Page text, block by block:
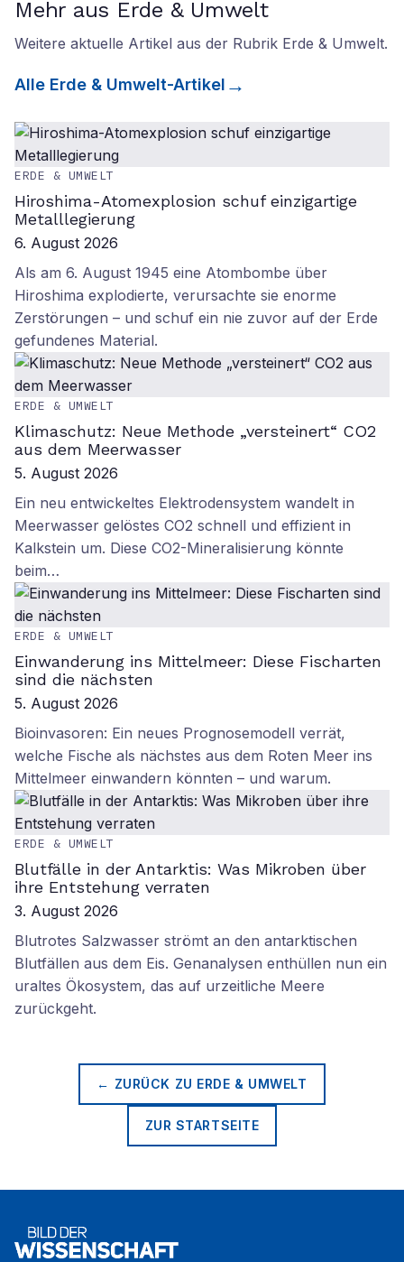
Mehr aus Erde & Umwelt
Weitere aktuelle Artikel aus der Rubrik Erde & Umwelt.
Alle Erde & Umwelt-Artikel
ERDE & UMWELT
Hiroshima-Atomexplosion schuf einzigartige
Metalllegierung
6. August 2026
Als am 6. August 1945 eine Atombombe über
Hiroshima explodierte, verursachte sie enorme
Zerstörungen – und schuf ein nie zuvor auf der Erde
gefundenes Material.
ERDE & UMWELT
Klimaschutz: Neue Methode „versteinert“ CO2
aus dem Meerwasser
5. August 2026
Ein neu entwickeltes Elektrodensystem wandelt in
Meerwasser gelöstes CO2 schnell und effizient in
Kalkstein um. Diese CO2-Mineralisierung könnte
beim…
ERDE & UMWELT
Einwanderung ins Mittelmeer: Diese Fischarten
sind die nächsten
5. August 2026
Bioinvasoren: Ein neues Prognosemodell verrät,
welche Fische als nächstes aus dem Roten Meer ins
Mittelmeer einwandern könnten – und warum.
ERDE & UMWELT
Blutfälle in der Antarktis: Was Mikroben über
ihre Entstehung verraten
3. August 2026
Blutrotes Salzwasser strömt an den antarktischen
Blutfällen aus dem Eis. Genanalysen enthüllen nun ein
uraltes Ökosystem, das auf urzeitliche Meere
zurückgeht.
← ZURÜCK ZU ERDE & UMWELT
ZUR STARTSEITE